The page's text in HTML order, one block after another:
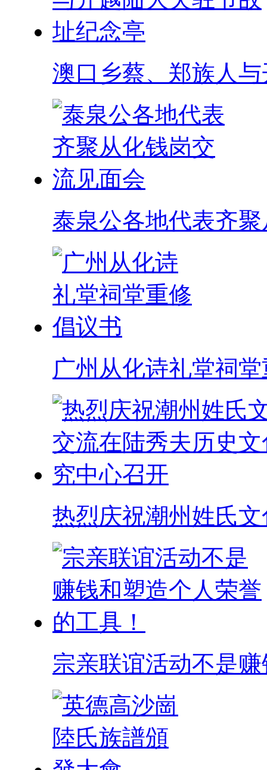
澳口乡蔡、郑族人
泰泉公各地代表齐
广州从化诗礼堂祠
热烈庆祝潮州姓氏
宗亲联谊活动不是